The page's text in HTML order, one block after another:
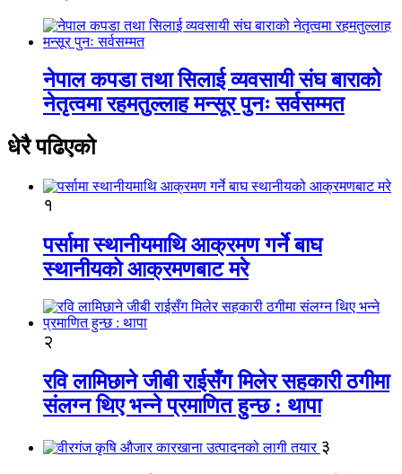
नेपाल कपडा तथा सिलाई व्यवसायी संघ बाराको
नेतृत्वमा रहमतुल्लाह मन्सूर पुनः सर्वसम्मत
धेरै पढिएको
१
पर्सामा स्थानीयमाथि आक्रमण गर्ने बाघ
स्थानीयको आक्रमणबाट मरे
२
रवि लामिछाने जीबी राईसँग मिलेर सहकारी ठगीमा
संलग्न थिए भन्ने प्रमाणित हुन्छ : थापा
३